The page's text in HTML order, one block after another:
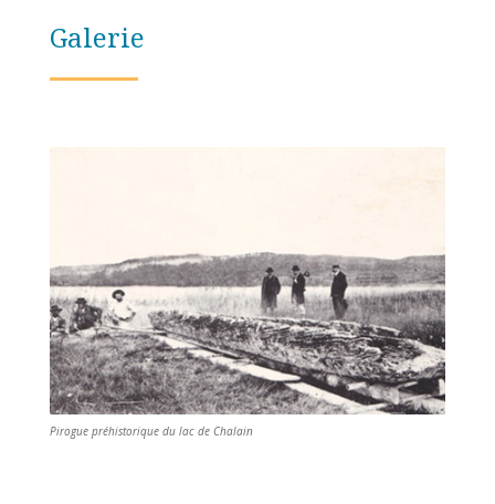
Galerie
Pirogue préhistorique du lac de Chalain